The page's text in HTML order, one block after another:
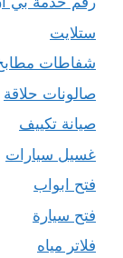
ستلايت
شفاطات
صالونات حلاقة
صيانة تكييف
غسيل سيارات
فتح ابواب
فتح سيارة
فلاتر مياه